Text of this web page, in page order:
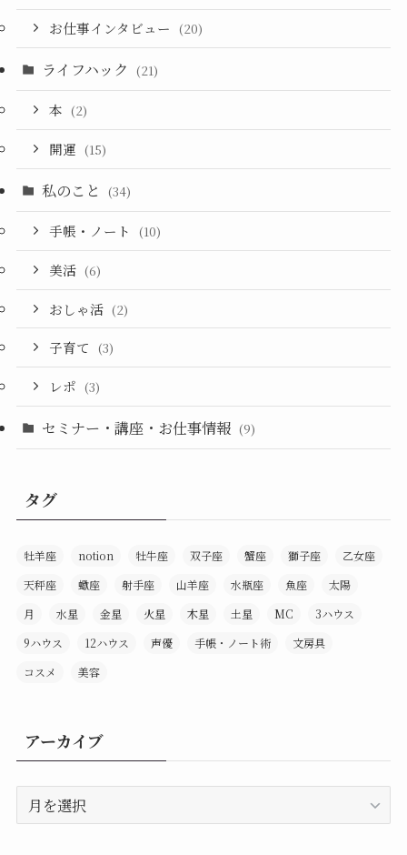
お仕事インタビュー (20)
ライフハック (21)
本 (2)
開運 (15)
私のこと (34)
手帳・ノート (10)
美活 (6)
おしゃ活 (2)
子育て (3)
レポ (3)
セミナー・講座・お仕事情報 (9)
タグ
牡羊座 notion 牡牛座 双子座 蟹座 獅子座
乙女座
天秤座
蠍座 射手座 山羊座 水瓶座 魚座
太陽
月
水星 金星 火星 木星 土星 MC
3ハウス
9ハウス
12ハウス 声優 手帳・ノート術
文房具
コスメ
美容
アーカイブ
ー